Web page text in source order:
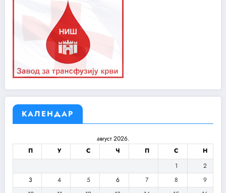
КАЛЕНДАР
август 2026.
П
У С Ч П С
Н
1
2
3
4 5 6 7 8
9